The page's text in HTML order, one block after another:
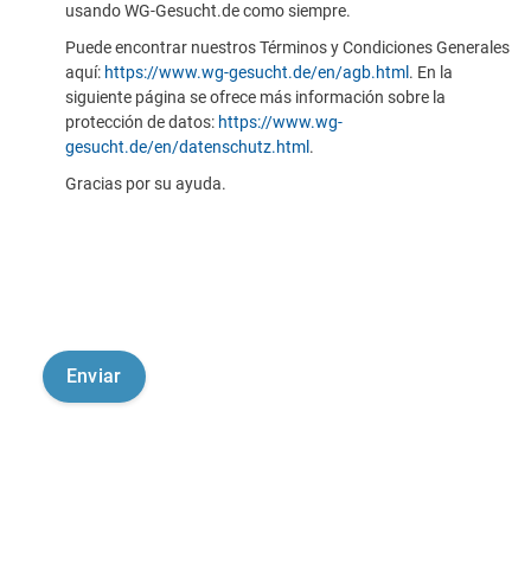
usando WG-Gesucht.de como siempre.
Puede encontrar nuestros Términos y Condiciones Generales
aquí: https://www.wg-gesucht.de/en/agb.html . En la
siguiente página se ofrece más información sobre la
protección de datos: https://www.wg-
gesucht.de/en/datenschutz.html .
Gracias por su ayuda.